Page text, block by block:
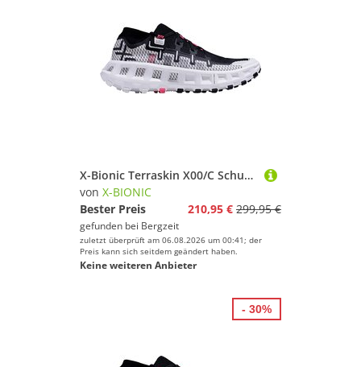
X-Bionic Terraskin X00/C Schuhe
von X-BIONIC
Bester Preis
210,95 € 299,95 €
gefunden bei Bergzeit
zuletzt überprüft am 06.08.2026 um 00:41; der
Preis kann sich seitdem geändert haben.
Keine weiteren Anbieter
- 30%